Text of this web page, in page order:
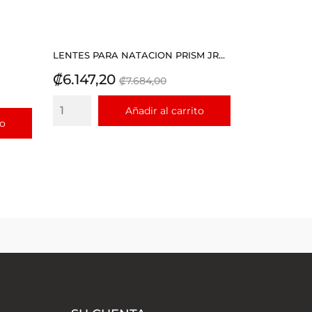
LENTES PARA NATACION PRISM JR...
Precio
₡6.147,20 Precio
base
₡7.684,00
Añadir al carrito